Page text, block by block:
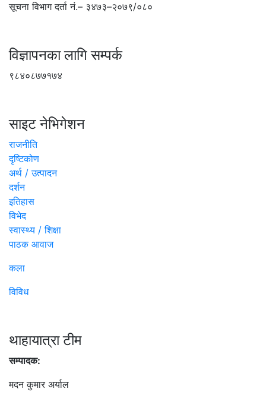
सूचना विभाग दर्ता नं.– ३४७३–२०७९/०८०
विज्ञापनका लागि सम्पर्क
९८४०८७७१७४
साइट नेभिगेशन
राजनीति
दृष्टिकोण
अर्थ / उत्पादन
दर्शन
इतिहास
विभेद
स्वास्थ्य / शिक्षा
पाठक आवाज
कला
विविध
थाहायात्रा टीम
सम्पादक:
मदन कुमार अर्याल